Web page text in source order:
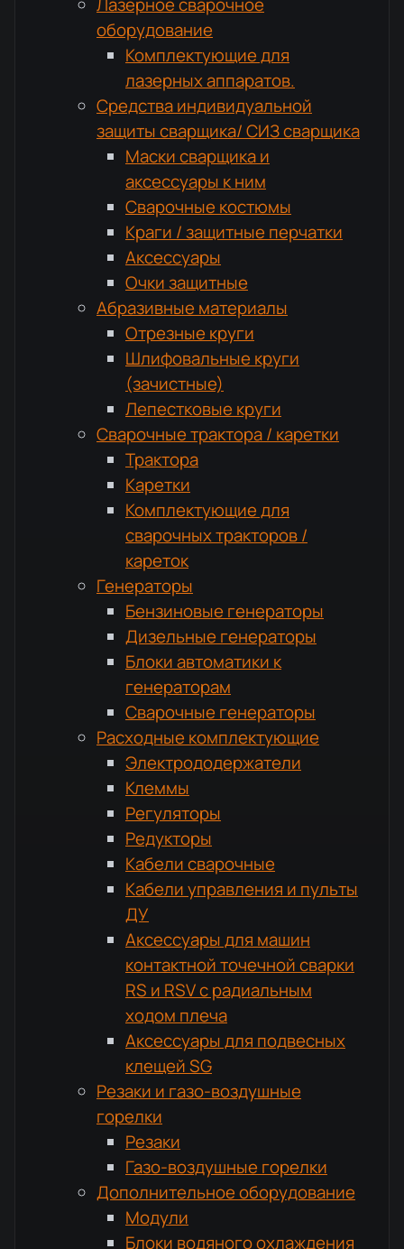
оборудование
Комплектующие для
лазерных аппаратов.
Средства индивидуальной
защиты сварщика/ СИЗ сварщика
Маски сварщика и
аксессуары к ним
Сварочные костюмы
Краги / защитные перчатки
Аксессуары
Очки защитные
Абразивные материалы
Отрезные круги
Шлифовальные круги
(зачистные)
Лепестковые круги
Сварочные трактора / каретки
Трактора
Каретки
Комплектующие для
сварочных тракторов /
кареток
Генераторы
Бензиновые генераторы
Дизельные генераторы
Блоки автоматики к
генераторам
Сварочные генераторы
Расходные комплектующие
Электрододержатели
Клеммы
Регуляторы
Редукторы
Кабели сварочные
Кабели управления и пульты
ДУ
Аксессуары для машин
контактной точечной сварки
RS и RSV с радиальным
ходом плеча
Аксессуары для подвесных
клещей SG
Резаки и газо-воздушные
горелки
Резаки
Газо-воздушные горелки
Дополнительное оборудование
Модули
Блоки водяного охлаждения